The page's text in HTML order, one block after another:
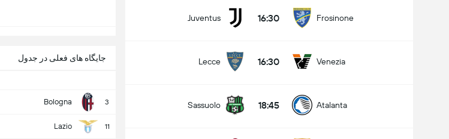
Frosinone
16:30
Juventus
Venezia
16:30
Lecce
Atalanta
18:45
Sassuolo
جایگاه های فعلی در جدول
3
Bologna
11
Lazio